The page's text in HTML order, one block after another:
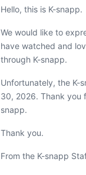
Hello, this is K-snapp.
We would like to
have watched and
through K-snapp.
Unfortunately, the K-
30, 2026. Thank you
snapp.
Thank you.
From the K-snapp